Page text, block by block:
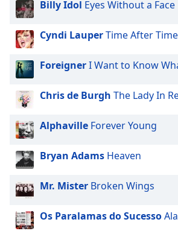
dialog
window.
Escape
cancel
and
window.
Text
Color
Opacity
Text
Billy Idol Eyes Without a Face
Cyndi LauperTime After Time
ForeignerI Want to Know
Chris de Burgh The Lady In
Alphaville Forever Young
Bryan Adams Heaven
Mr. Mister Broken Wings
Os Paralamas do Sucesso